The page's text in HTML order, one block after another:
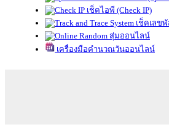
เช็คไอพี (Check IP)
เช็คเลข
สุ่มออนไลน์
เครื่องมือคำนวณวันออนไลน์